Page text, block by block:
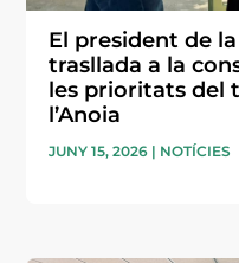
El president de
trasllada a la
les prioritats del
l’Anoia
JUNY 15, 2026 | NOTÍCIES